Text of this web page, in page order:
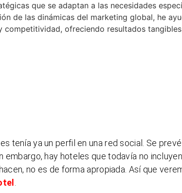
que se adaptan a las necesidades
de las dinámicas del marketing global, he
competitividad, ofreciendo resultados
tenía ya un perfil en una red social. Se
embargo, hay hoteles que todavía no
no es de forma apropiada. Así que
.